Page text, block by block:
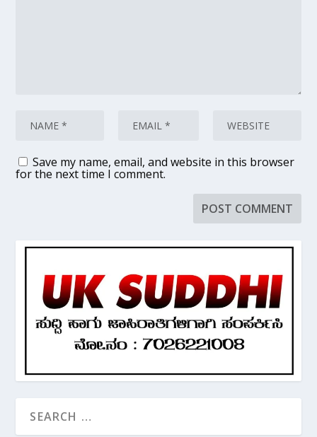
Save my name, email, and website in this browser
for the next time I comment.